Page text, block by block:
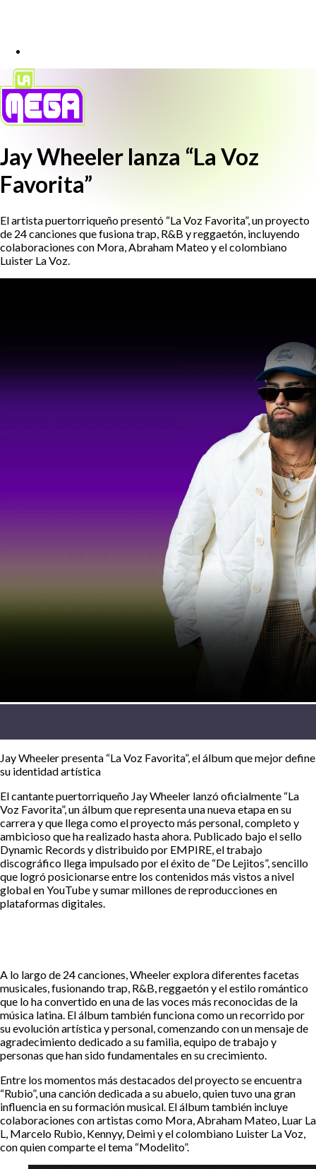
Jay Wheeler lanza “La Voz
Favorita”
El artista puertorriqueño presentó “La Voz Favorita”, un proyecto
de 24 canciones que fusiona trap, R&B y reggaetón, incluyendo
colaboraciones con Mora, Abraham Mateo y el colombiano
Luister La Voz.
Jay Wheeler presenta “La Voz Favorita”, el álbum que mejor define
su identidad artística
El cantante puertorriqueño Jay Wheeler lanzó oficialmente “La
Voz Favorita”, un álbum que representa una nueva etapa en su
carrera y que llega como el proyecto más personal, completo y
ambicioso que ha realizado hasta ahora. Publicado bajo el sello
Dynamic Records y distribuido por EMPIRE, el trabajo
discográfico llega impulsado por el éxito de “De Lejitos”, sencillo
que logró posicionarse entre los contenidos más vistos a nivel
global en YouTube y sumar millones de reproducciones en
plataformas digitales.
A lo largo de 24 canciones, Wheeler explora diferentes facetas
musicales, fusionando trap, R&B, reggaetón y el estilo romántico
que lo ha convertido en una de las voces más reconocidas de la
música latina. El álbum también funciona como un recorrido por
su evolución artística y personal, comenzando con un mensaje de
agradecimiento dedicado a su familia, equipo de trabajo y
personas que han sido fundamentales en su crecimiento.
Entre los momentos más destacados del proyecto se encuentra
“Rubio”, una canción dedicada a su abuelo, quien tuvo una gran
influencia en su formación musical. El álbum también incluye
colaboraciones con artistas como Mora, Abraham Mateo, Luar La
L, Marcelo Rubio, Kennyy, Deimi y el colombiano Luister La Voz,
con quien comparte el tema “Modelito”.